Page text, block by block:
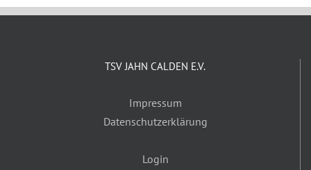
TSV JAHN CALDEN E.V.
Impressum
Datenschutzerklärung
Login